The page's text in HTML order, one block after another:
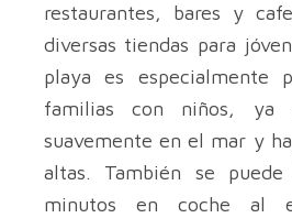
restaurantes, bares y
diversas tiendas para
playa es especialmente
familias con niños, ya
suavemente en el mar y
altas. También se
minutos en coche al